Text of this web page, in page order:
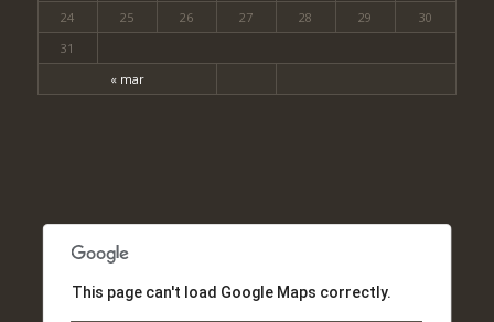
« mar
24
25 26 27 28 29
30
31
This page can't load Google Maps correctly.